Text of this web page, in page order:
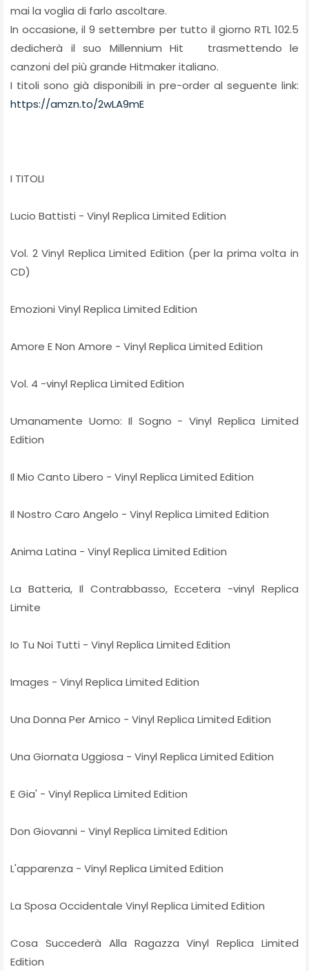
mai la voglia di farlo ascoltare.
In occasione, il 9 settembre per tutto il giorno RTL 102.5
dedicherà il suo Millennium Hit trasmettendo le
canzoni del più grande Hitmaker italiano.
I titoli sono già disponibili in pre-order al seguente link:
https://amzn.to/2wLA9mE
I TITOLI
Lucio Battisti - Vinyl Replica Limited Edition
Vol. 2 Vinyl Replica Limited Edition (per la prima volta in
CD)
Emozioni Vinyl Replica Limited Edition
Amore E Non Amore - Vinyl Replica Limited Edition
Vol. 4 -vinyl Replica Limited Edition
Umanamente Uomo: Il Sogno - Vinyl Replica Limited
Edition
Il Mio Canto Libero - Vinyl Replica Limited Edition
Il Nostro Caro Angelo - Vinyl Replica Limited Edition
Anima Latina - Vinyl Replica Limited Edition
La Batteria, Il Contrabbasso, Eccetera -vinyl Replica
Limite
Io Tu Noi Tutti - Vinyl Replica Limited Edition
Images - Vinyl Replica Limited Edition
Una Donna Per Amico - Vinyl Replica Limited Edition
Una Giornata Uggiosa - Vinyl Replica Limited Edition
E Gia' - Vinyl Replica Limited Edition
Don Giovanni - Vinyl Replica Limited Edition
L'apparenza - Vinyl Replica Limited Edition
La Sposa Occidentale Vinyl Replica Limited Edition
Cosa Succederà Alla Ragazza Vinyl Replica Limited
Edition